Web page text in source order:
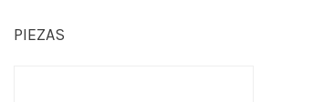
PIEZAS